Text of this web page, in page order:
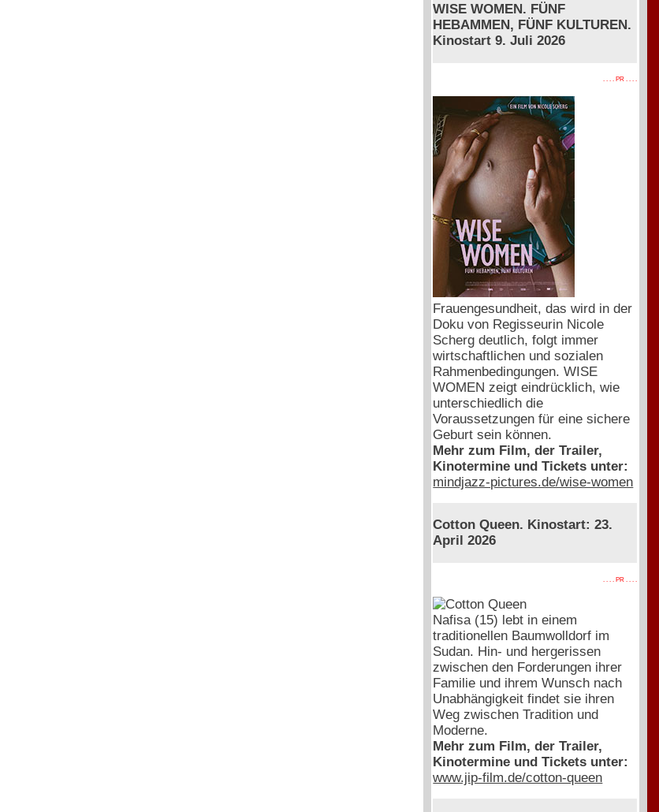
WISE WOMEN. FÜNF
HEBAMMEN, FÜNF KULTUREN.
Kinostart 9. Juli 2026
. . . . PR . . . .
Frauengesundheit, das wird in der
Doku von Regisseurin Nicole
Scherg deutlich, folgt immer
wirtschaftlichen und sozialen
Rahmenbedingungen. WISE
WOMEN zeigt eindrücklich, wie
unterschiedlich die
Voraussetzungen für eine sichere
Geburt sein können.
Mehr zum Film, der Trailer,
Kinotermine und Tickets unter:
mindjazz-pictures.de/wise-women
Cotton Queen. Kinostart: 23.
April 2026
. . . . PR . . . .
Nafisa (15) lebt in einem
traditionellen Baumwolldorf im
Sudan. Hin- und hergerissen
zwischen den Forderungen ihrer
Familie und ihrem Wunsch nach
Unabhängigkeit findet sie ihren
Weg zwischen Tradition und
Moderne.
Mehr zum Film, der Trailer,
Kinotermine und Tickets unter:
www.jip-film.de/cotton-queen